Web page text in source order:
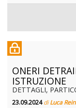
ONERI
ISTRUZIONE
DETTAGLI,
23.09.2024diLuca